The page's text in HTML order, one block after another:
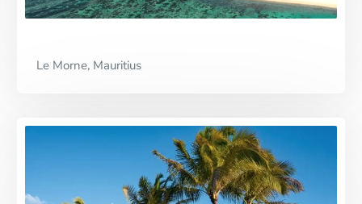
Le Morne, Mauritius